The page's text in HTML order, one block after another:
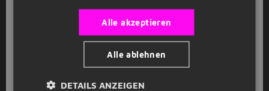
Altona-Nord (4km)
Alle akzeptieren
Alle ablehnen
DETAILS ANZEIGEN